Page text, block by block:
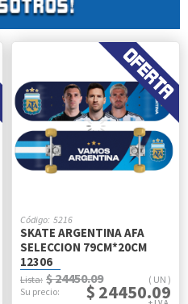
5216
SKATE ARGENTINA AFA
SELECCION 79CM*20CM
12306
UN
$ 24450.09
$ 24450.09